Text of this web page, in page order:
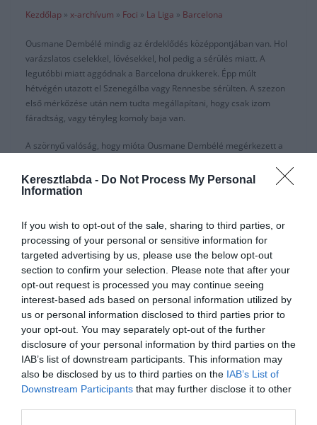
Keresztlabda - Do Not Process My Personal
Information
If you wish to opt-out of the sale, sharing to third parties, or
processing of your personal or sensitive information for
targeted advertising by us, please use the below opt-out
section to confirm your selection. Please note that after your
opt-out request is processed you may continue seeing
interest-based ads based on personal information utilized by
us or personal information disclosed to third parties prior to
your opt-out. You may separately opt-out of the further
disclosure of your personal information by third parties on the
IAB’s list of downstream participants. This information may
also be disclosed by us to third parties on the IAB’s List of
Downstream Participants that may further disclose it to other
Kezdőlap » x-archívum » Foci » La Liga » Barcelona
Ousmane Dembélé mindig az érdeklődés középpontjában van. Hol
varázslatos cselekkel, lövésekkel, hol pedig a sérülés miatt. A
legutóbbi miatt aggódnak a Barcelona drukkerek. Épp múlt
hétvégén utazott el Szenegálba vagy Rennesbe sérülten. A szezon
első mérkőzése után nem tudta megállapítani, hogy csak izom
fáradtság, vagy tényleg komoly baja van.
A szörnyű valóság, hogy mióta Ousmane Dembélé megérkezett a
(40). Az összes sérülése közül talán a 7 hónapos kihagyása fájt a
klubnak a legjobban. Különösen, ha összehasonlítjuk a Barca előtti
Borussia Dortmundnál töltött időszakai alatt (2015-17).
“A Barcelona edzései nem készítik fel a La Liga meccseire.” -árulta
el a L’Equipe francia szélsőhöz közel álló forrása. Arthur, Semedo
és De Jong is túl sok nyomást tesz az izmaira. Dembélé valami
furcsát érzett az első félidőben az Athletic ellen, de nem mondta el
a szakmai stábnak és tovább játszott. “Azt hitte csak görcs. Ez
gyakori a sportolóknál, amikor valami kis kellemetlenséget éreznek.
Tovább játszott és meg akarta mutatni mire képes, a fiatal kora
miatt nem mérte fel jól a helyzetet.” -mondta az ügynöke, Moussa
Sissoko.
“A Rennesnél töltött ideje alatt igazi atléta volt. A munkájának
köszönhetően robbanékony és ez vitte előre. 14 éves kora óta nem